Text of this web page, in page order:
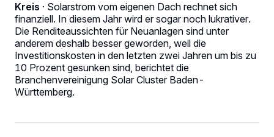
Kreis · Solarstrom vom eigenen Dach rechnet sich
finanziell. In diesem Jahr wird er sogar noch lukrativer.
Die Renditeaussichten für Neuanlagen sind unter
anderem deshalb besser geworden, weil die
Investitionskosten in den letzten zwei Jahren um bis zu
10 Prozent gesunken sind, berichtet die
Branchenvereinigung Solar Cluster Baden-
Württemberg.
Wir und unsere218-Partner speichern und greifen auf personenbezogene
Daten wie Browserdaten oder eindeutige Kennungen auf Ihrem Gerät zu.
aufgeführten Zwecke. Wenn Tracker deaktiviert sind, sind manche Inhalte